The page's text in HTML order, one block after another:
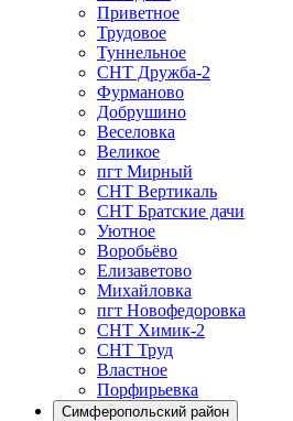
Приветное
Трудовое
Туннельное
СНТ Дружба-2
Фурманово
Добрушино
Веселовка
Великое
пгт Мирный
СНТ Вертикаль
СНТ Братские дачи
Уютное
Воробьёво
Елизаветово
Михайловка
пгт Новофедоровка
СНТ Химик-2
СНТ Труд
Властное
Порфирьевка
Симферопольский район